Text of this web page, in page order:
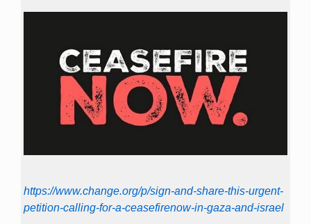
https://www.change.org/p/sign-and-share-this-urgent-
petition-calling-for-a-ceasefirenow-in-gaza-and-israel